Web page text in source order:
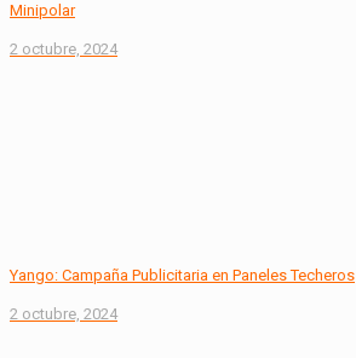
Minipolar
2 octubre, 2024
Yango: Campaña Publicitaria en Paneles Techeros
2 octubre, 2024